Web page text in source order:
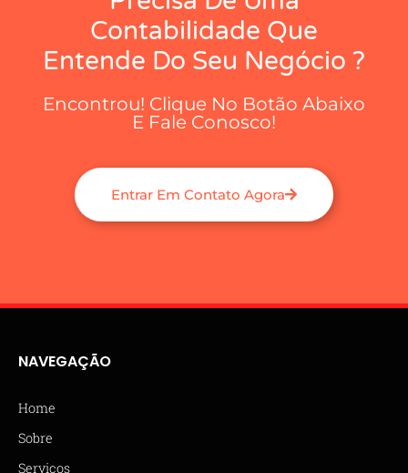
Contabilidade Que
Entende Do Seu Negócio ?
Encontrou! Clique No Botão Abaixo
E Fale Conosco!
Entrar Em Contato Agora
NAVEGAÇÃO
Home
Sobre
Serviços